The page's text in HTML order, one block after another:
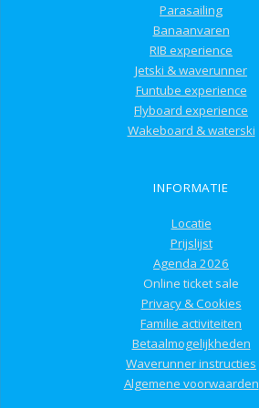
Parasailing
Banaanvaren
RIB experience
Jetski & waverunner
Funtube experience
Flyboard experience
Wakeboard & waterski
INFORMATIE
Locatie
Prijslijst
Agenda 2026
Online ticket sale
Privacy & Cookies
Familie activiteiten
Betaalmogelijkheden
Waverunner instructies
Algemene voorwaarden